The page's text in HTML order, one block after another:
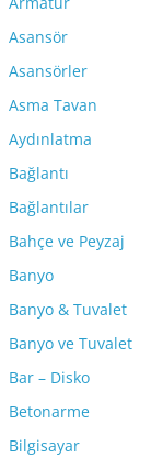
Asansör
Asansörler
Asma Tavan
Aydınlatma
Bağlantı
Bağlantılar
Bahçe ve Peyzaj
Banyo
Banyo & Tuvalet
Banyo ve Tuvalet
Bar – Disko
Betonarme
Bilgisayar